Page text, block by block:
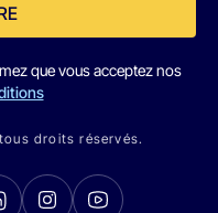
que vous acceptez nos
droits réservés.